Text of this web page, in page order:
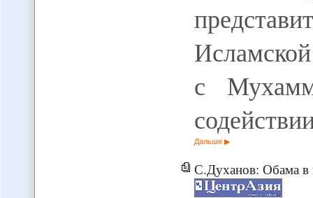
с
Дальше
С.Духанов: Обама в погоне за главным